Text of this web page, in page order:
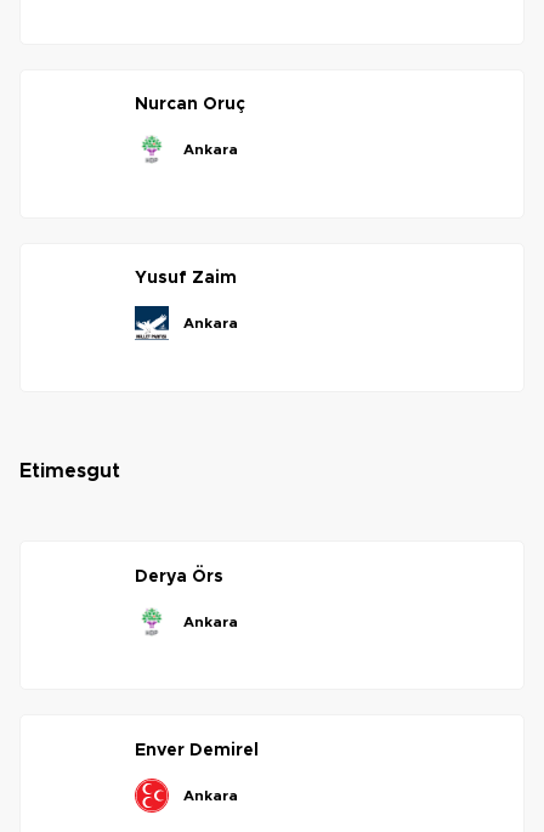
nurcan oruç
ankara
yusuf zaim
ankara
etimesgut
derya örs
ankara
enver demirel
ankara